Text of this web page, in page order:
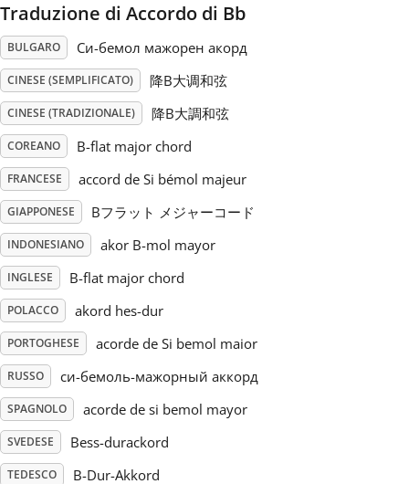
Português
Русский
Svenska
Tiếng Việt
Türkçe
Українська
简体中文
Traduzione di Accordo di Bb
BULGARO Си-бемол мажорен акорд
CINESE (SEMPLIFICATO) 降B大调和弦
CINESE (TRADIZIONALE) 降B大調和弦
COREANO B-flat major chord
FRANCESE accord de Si bémol majeur
GIAPPONESE Bフラット メジャーコード
INDONESIANO akor B-mol mayor
INGLESE B-flat major chord
POLACCO akord hes-dur
PORTOGHESE acorde de Si bemol maior
RUSSO си-бемоль-мажорный аккорд
SPAGNOLO acorde de si bemol mayor
SVEDESE Bess-durackord
TEDESCO B-Dur-Akkord